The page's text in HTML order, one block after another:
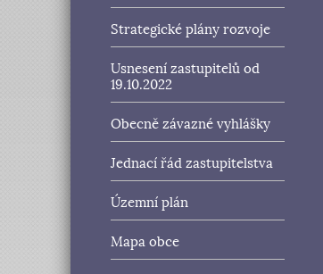
Strategické plány rozvoje
Usnesení zastupitelů od
19.10.2022
Obecně závazné vyhlášky
Jednací řád zastupitelstva
Územní plán
Mapa obce